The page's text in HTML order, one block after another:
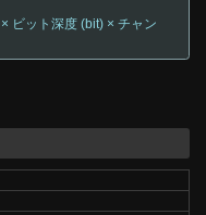
ビット深度 (bit) × チャン